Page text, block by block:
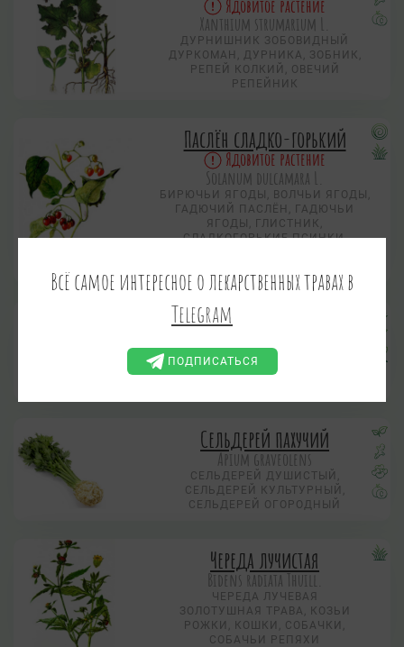
Ядовитое растение
Xanthium strumarium L.
ДУРНИШНИК ЗОБОВИДНЫЙ
ДУРКОМАН, ДУРНИКА, ЗОБНИК,
РЕПЕЙ КОЛКИЙ, ОВЕЧИЙ
РЕПЕЙНИК
Паслён сладко-горький
Ядовитое растение
Solanum dulcamara L.
БИРЮЧЬИ ЯГОДЫ, ВОЛЧЬИ ЯГОДЫ,
ГАДЮЧИЙ ПАСЛЁН, ГАДЮЧЬИ
ЯГОДЫ, ГЛИСТНИК,
СЛАДКОГОРЬКИЕ ПСИНКИ,
Ряска маленькая
Сельдерей пахучий
Apium graveolens
СЕЛЬДЕРЕЙ ДУШИСТЫЙ,
СЕЛЬДЕРЕЙ КУЛЬТУРНЫЙ,
СЕЛЬДЕРЕЙ ОГОРОДНЫЙ
Череда лучистая
Bidens radiata Thuill.
ЧЕРЕДА ЛУЧЕВАЯ
ЗОЛОТУШНАЯ ТРАВА, КОЗЬИ
РОЖКИ, КОШКИ, СОБАЧКИ,
СОБАЧЬИ РЕПЯХИ
Всё самое интересное о лекарственных травах в
Telegram
ПОДПИСАТЬСЯ